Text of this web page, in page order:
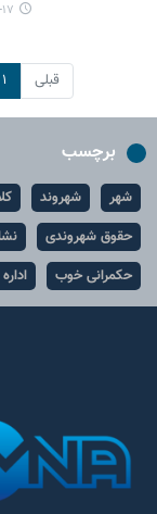
قبلی ۱
برچسب
شهر شهروند
حقوق شهروندی
حکمرانی خوب